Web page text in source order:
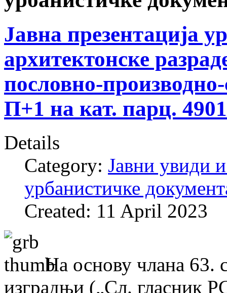
Јавна презентација
архитектонске
пословно-
П+1 на кат. парц.
Details
Category: Јавни увиди
урбанистичке
Created: 11 April 2023
На основу члана 63.
изградњи („Сл. гласник